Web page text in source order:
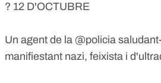
? 12 D'OCTUBRE
Un agent de la @policia
manifiestant nazi, feixista i